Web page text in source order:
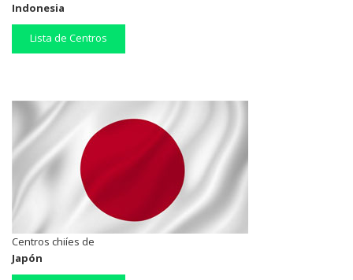
Indonesia
Lista de Centros
Centros chiíes de
Japón